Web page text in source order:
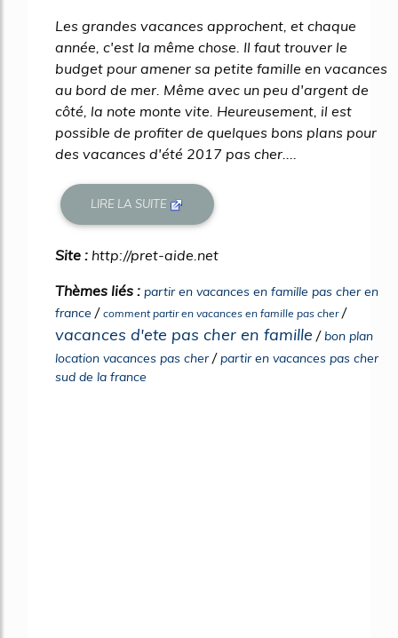
Les grandes vacances approchent, et chaque
année, c'est la même chose. Il faut trouver le
budget pour amener sa petite famille en vacances
au bord de mer. Même avec un peu d'argent de
côté, la note monte vite. Heureusement, il est
possible de profiter de quelques bons plans pour
des vacances d'été 2017 pas cher....
LIRE LA SUITE
Site : http://pret-aide.net
Thèmes liés : partir en vacances en famille pas cher en
france / comment partir en vacances en famille pas cher/
vacances d'ete pas cher en famille /bon plan
location vacances pas cher/partir en vacances pas cher
sud de la france